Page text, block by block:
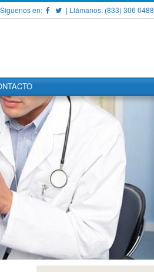
Síguenos en: | Llámanos: (833) 306 0488